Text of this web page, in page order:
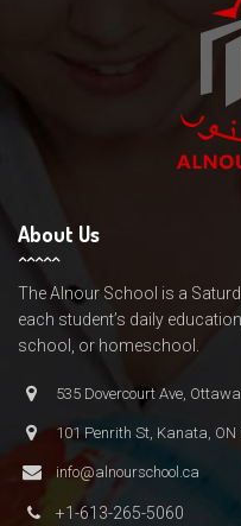
About Us
The Alnour School is a
each student’s daily
school, or homeschool.
535 Dovercourt Ave,
101 Penrith St, Kanata, ON
info@alnourschool.ca
+1-613-265-5060